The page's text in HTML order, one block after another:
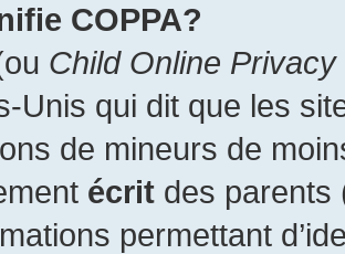
COPPA?
Child Online
Unis qui dit que les
de mineurs de
écrit des parents
permettant